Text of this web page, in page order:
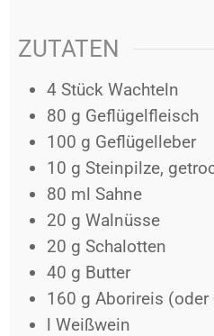
ZUTATEN
4 Stück Wachteln
80 g Geflügelfleisch
100 g Geflügelleber
10 g Steinpilze,
80 ml Sahne
20 g Walnüsse
20 g Schalotten
40 g Butter
160 g Aborireis (oder
l Weißwein